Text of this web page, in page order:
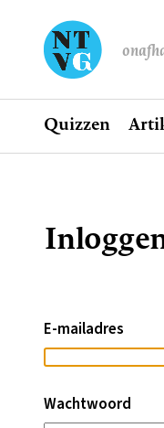
Home
Quizzen
E-mailadres
Wachtwoord